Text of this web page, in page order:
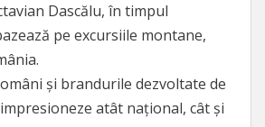
Dascălu, în timpul
pe excursiile montane,
și brandurile dezvoltate de
atât național, cât și